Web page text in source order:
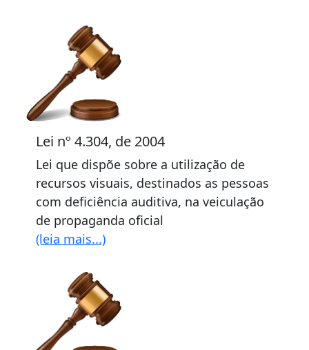
Lei nº 4.304, de 2004
Lei que dispõe sobre a utilização de
recursos visuais, destinados as pessoas
com deficiência auditiva, na veiculação
de propaganda oficial
(leia mais...)